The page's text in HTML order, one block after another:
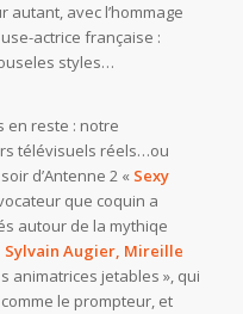
avec l’hommage
actrice française :
styles…
en reste : notre
télévisuels réels…ou
d’Antenne 2 « Sexy
que coquin a
autour de la mythiqe
Sylvain Augier, Mireille
animatrices jetables », qui
le prompteur, et